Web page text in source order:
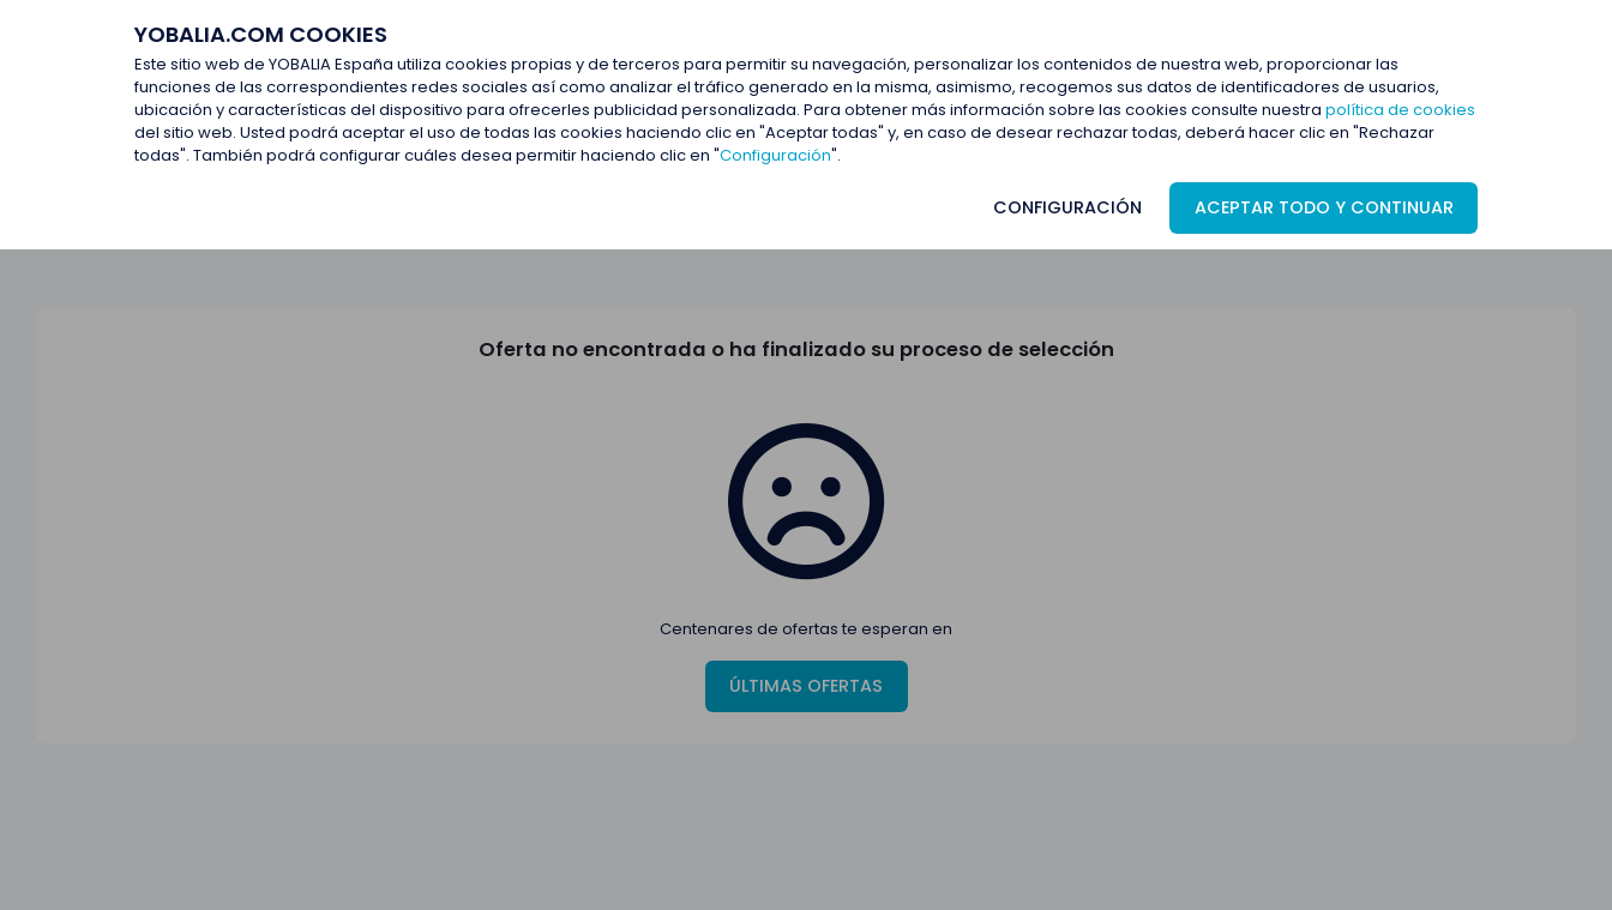
YOBALIA.COM COOKIES
Este sitio web de YOBALIA España utiliza cookies propias y de terceros para permitir su navegación, personalizar los contenidos de nuestra web, proporcionar las
funciones de las correspondientes redes sociales así como analizar el tráfico generado en la misma, asimismo, recogemos sus datos de identificadores de usuarios,
ubicación y características del dispositivo para ofrecerles publicidad personalizada. Para obtener más información sobre las cookies consulte nuestra política de cookies
del sitio web. Usted podrá aceptar el uso de todas las cookies haciendo clic en "Aceptar todas" y, en caso de desear rechazar todas, deberá hacer clic en "Rechazar
todas". También podrá configurar cuáles desea permitir haciendo clic en "Configuración".
CONFIGURACIÓN ACEPTAR TODO Y CONTINUAR
Últimas ofertas
Últimas ofertas
Oferta no encontrada o ha finalizado su proceso de selección
Centenares de ofertas te esperan en
ÚLTIMAS OFERTAS